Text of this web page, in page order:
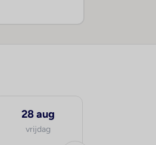
28 aug
vrijdag